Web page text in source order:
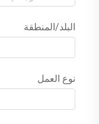
البلد/المنطقة
نوع العمل